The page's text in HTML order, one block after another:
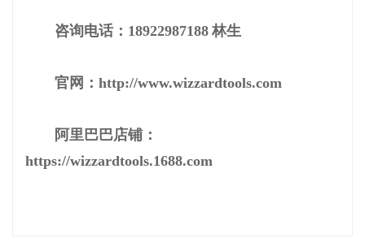
咨询电话：18922987188 林生
官网： http://www.wizzardtools.com
阿里巴巴店铺：
https://wizzardtools.1688.com